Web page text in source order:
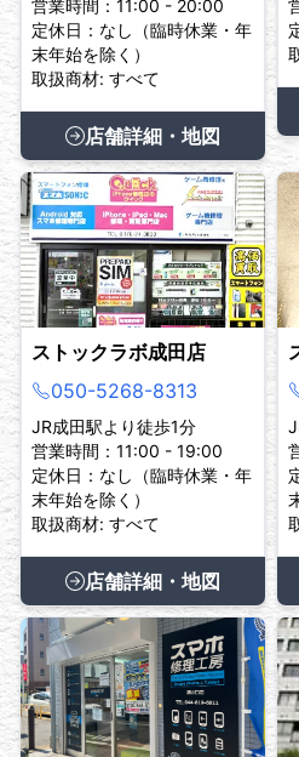
営業時間：11:00 - 20:00
定休日：なし（臨時休業・年
末年始を除く）
取扱商材: すべて
店舗詳細・地図
ストックラボ成田店
050-5268-8313
JR成田駅より徒歩1分
営業時間：11:00 - 19:00
定休日：なし（臨時休業・年
末年始を除く）
取扱商材: すべて
店舗詳細・地図